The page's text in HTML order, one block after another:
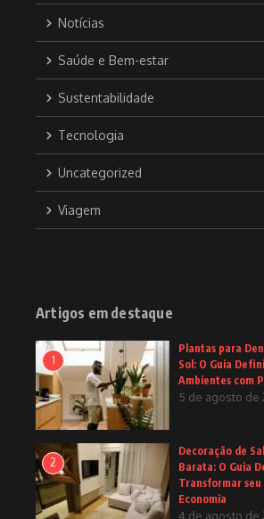
Notícias
Saúde e Bem-estar
Sustentabilidade
Tecnologia
Uncategorized
Viagem
Artigos em destaque
1
Plantas para
Sol: O Guia
Ambientes com
5 de agosto de
2
Decoração de
Barata: O Guia
Transformar seu
Economia
4 de agosto de